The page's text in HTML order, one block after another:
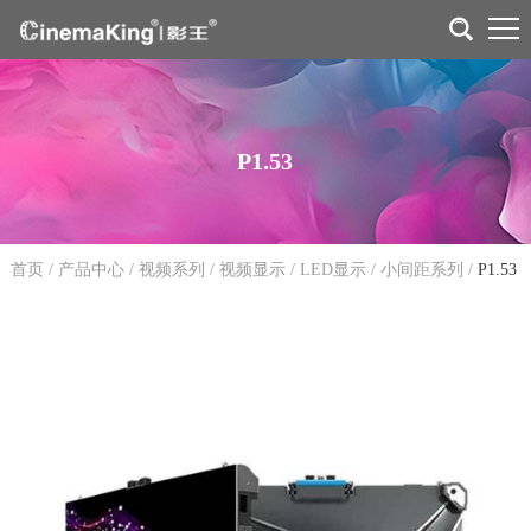
P1.53
首页 / 产品中心/ 视频系列 / 视频显示/ LED显示/ 小间距系列 / P1.53